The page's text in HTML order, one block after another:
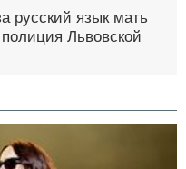
русский язык мать
Львовской